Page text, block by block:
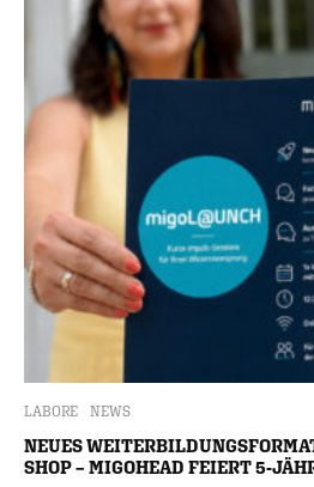
LABORE NEWS
NEUES
SHOP – MIGOHEAD FEIERT 5-